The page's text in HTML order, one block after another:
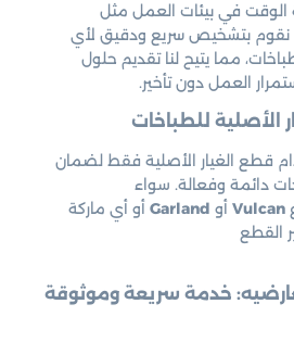
في بيئات العمل مثل
نقوم بتشخيص سريع ودقيق لأي
مما يتيح لنا تقديم حلول
العمل دون تأخير.
قطع الغيار الأصلية فقط لضمان
دائمة وفعالة. سواء
Vulcan أو Garland أو أي ماركة
القطع
خدمة سريعة وموثوقة